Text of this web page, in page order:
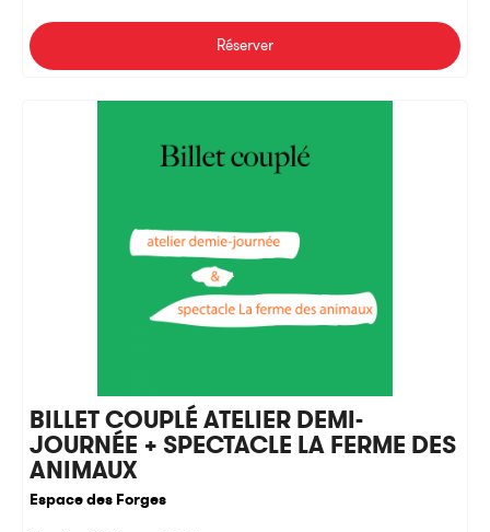
Réserver
BILLET COUPLÉ ATELIER DEMI-
JOURNÉE + SPECTACLE LA FERME DES
ANIMAUX
Espace des Forges